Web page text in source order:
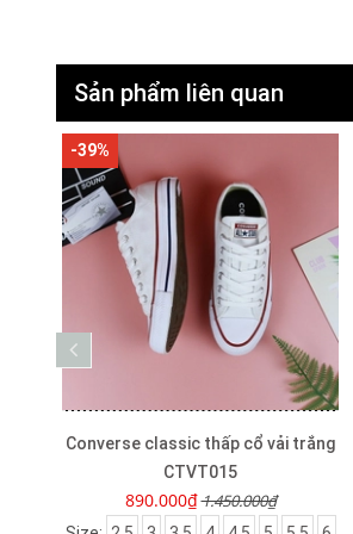
Sản phẩm liên quan
-39%
Converse classic thấp cổ vải trắng
CTVT015
890.000₫1.450.000₫